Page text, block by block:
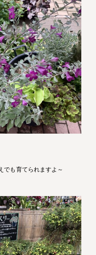
でも育てられますよ～